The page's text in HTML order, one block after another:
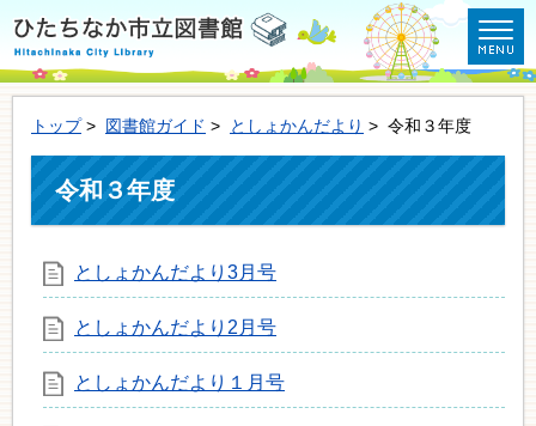
トップ> 図書館ガイド > としょかんだより > 令和３年度
令和３年度
としょかんだより3月号
としょかんだより2月号
としょかんだより１月号